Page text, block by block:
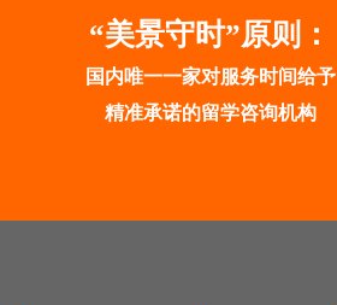
“美景守时”原则：
国内唯一一家对服务时间给予
精准承诺的留学咨询机构